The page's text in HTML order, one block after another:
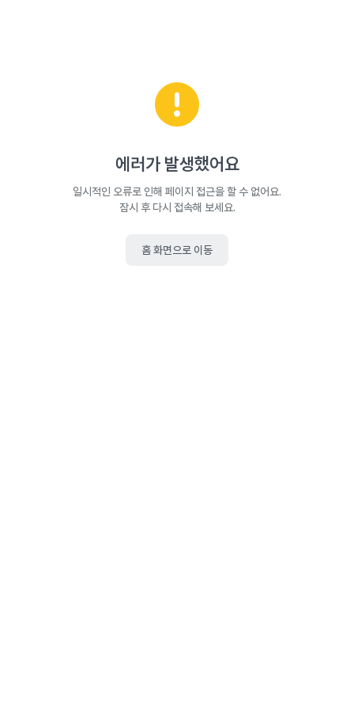
에러가 발생했어요
일시적인 오류로 인해 페이지 접근을 할 수 없어요.
잠시 후 다시 접속해 보세요.
홈 화면으로 이동